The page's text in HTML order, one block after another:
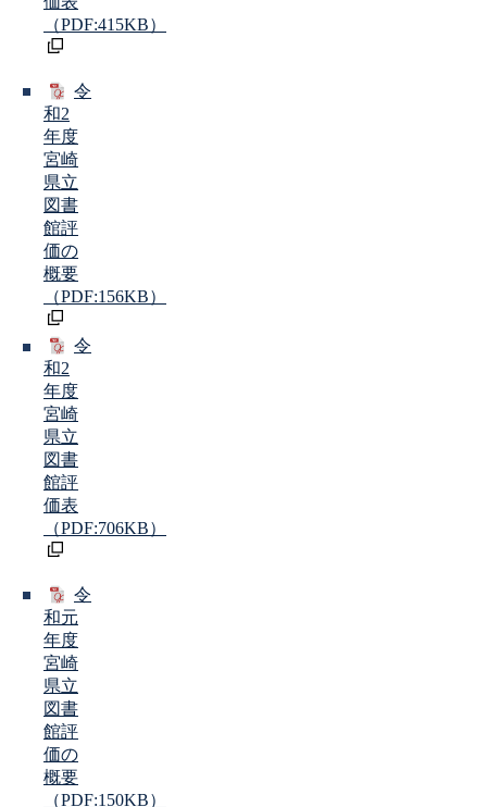
（PDF:415KB）
令
和2
年度
宮崎
県立
図書
館評
価の
概要
（PDF:156KB）
令
和2
年度
宮崎
県立
図書
館評
価表
（PDF:706KB）
令
和元
年度
宮崎
県立
図書
館評
価の
概要
（PDF:150KB）